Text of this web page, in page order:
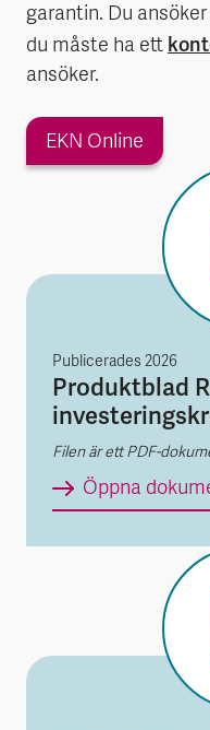
garantin. Du
du måste ha ett
ansöker.
EKN Online
Publicerades 2026
Produktblad
Filen är ett PDF-
Öppna